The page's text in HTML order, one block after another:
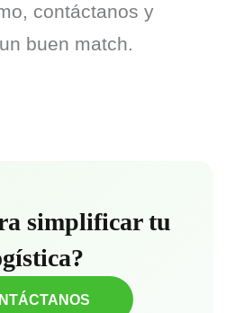
contáctanos y
buen match.
simplificar tu